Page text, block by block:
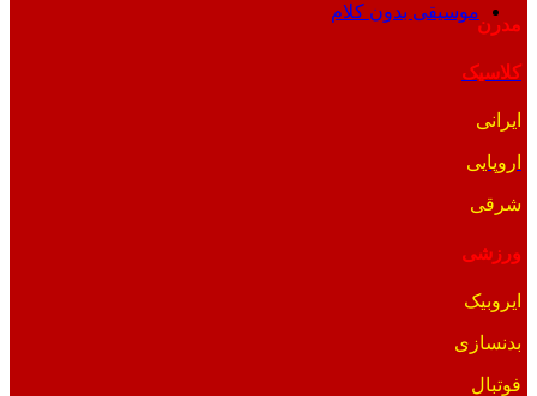
موسیقی بدون کلام
مدرن
کلاسیک
ایرانی
اروپایی
شرقی
ورزشی
ایروبیک
بدنسازی
فوتبال